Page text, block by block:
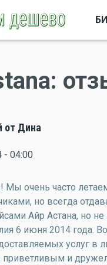
от Дина
- 04:00
очень часто
но всегда
Айр Астана, но
6 июня 2014 года.
услуг в
приветливым и